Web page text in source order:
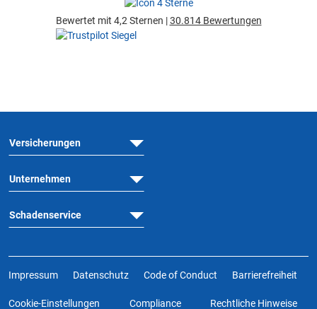
Bewertet mit 4,2 Sternen |30.814 Bewertungen
Versicherungen
Unternehmen
Schadenservice
Impressum Datenschutz Code of Conduct Barrierefreiheit
Cookie-Einstellungen Compliance Rechtliche Hinweise